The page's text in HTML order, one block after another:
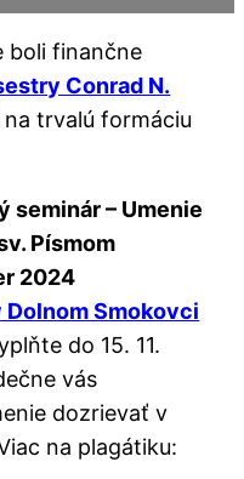
boli finančne
Conrad N.
trvalú formáciu
seminár – Umenie
Písmom
2024
Smokovci
do 15. 11.
vás
dozrievať v
na plagátiku: